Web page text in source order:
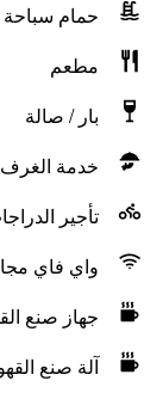
حمام
مطعم
بار / صالة
خدمة الغرف
تأجير
واي فاي
جهاز صنع
آلة صنع